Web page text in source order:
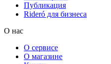
Публикация
Rideró для бизнеса
О нас
О сервисе
О магазине